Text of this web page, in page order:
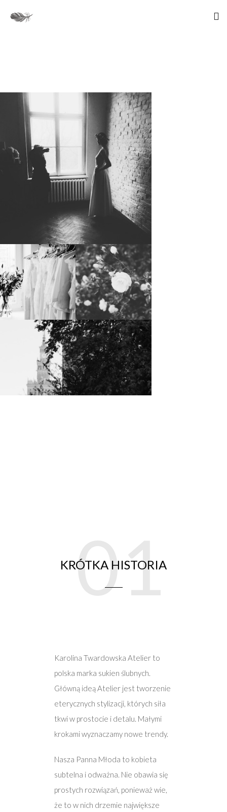
01
KRÓTKA HISTORIA
Karolina Twardowska Atelier to
polska marka sukien ślubnych.
Główną ideą Atelier jest tworzenie
eterycznych stylizacji, których siła
tkwi w prostocie i detalu. Małymi
krokami wyznaczamy nowe trendy.
Nasza Panna Młoda to kobieta
subtelna i odważna. Nie obawia się
prostych rozwiązań, ponieważ wie,
że to w nich drzemie największe